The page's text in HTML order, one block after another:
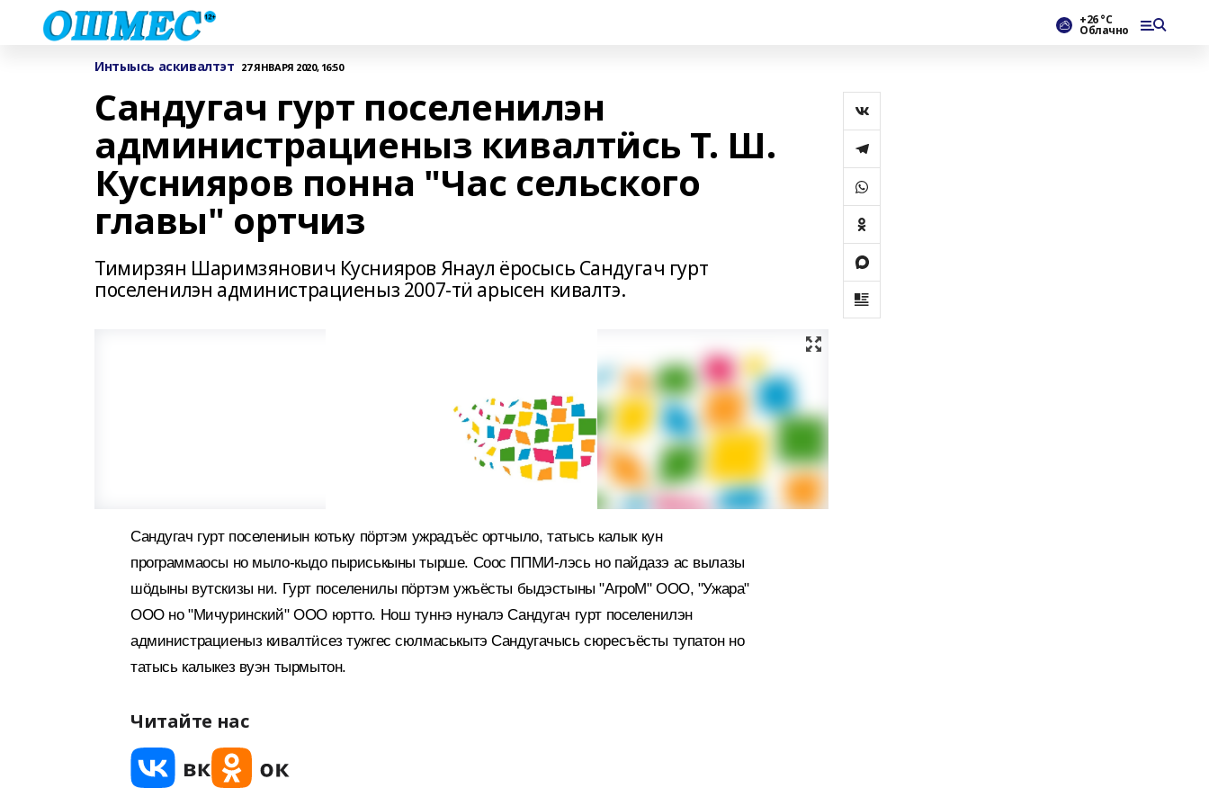
+26 °С
Облачно
Интыысь аскивалтэт 27 ЯНВАРЯ 2020, 16:50
Сандугач гурт поселенилэн
администрациеныз кивалтӥсь Т. Ш.
Куснияров понна "Час сельского
главы" ортчиз
Тимирзян Шаримзянович Куснияров Янаул ёросысь Сандугач гурт
поселенилэн администрациеныз 2007-тӥ арысен кивалтэ.
Сандугач гурт поселениын котьку пӧртэм ужрадъёс ортчыло, татысь калык кун
программаосы но мыло-кыдо пыриськыны тырше. Соос ППМИ-лэсь но пайдазэ ас вылазы
шӧдыны вутскизы ни. Гурт поселенилы пӧртэм ужъёсты быдэстыны "АгроМ" ООО, "Ужара"
ООО но "Мичуринский" ООО юртто. Нош туннэ нуналэ Сандугач гурт поселенилэн
администрациеныз кивалтӥсез тужгес сюлмаськытэ Сандугачысь сюресъёсты тупатон но
татысь калыкез вуэн тырмытон.
Читайте нас